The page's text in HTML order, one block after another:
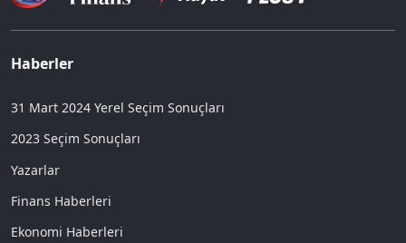
Haberler
31 Mart 2024 Yerel Seçim Sonuçları
2023 Seçim Sonuçları
Yazarlar
Finans Haberleri
Ekonomi Haberleri